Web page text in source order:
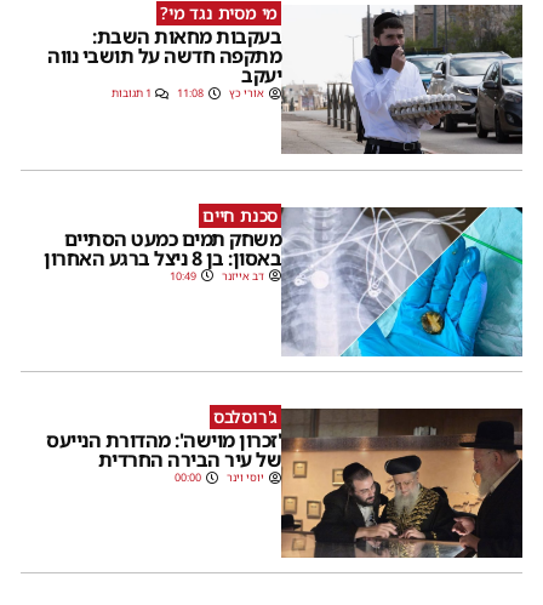
מי מסית נגד מי?
בעקבות מחאות השבת:
מתקפה חדשה על תושבי נווה
יעקב
אורי כץ 11:08 1 תגובות
סכנת חיים
משחק תמים כמעט הסתיים
באסון: בן 8 ניצל ברגע האחרון
דב אייזנר 10:49
ג'רוסלבס
'זכרון מוישה': מהדורת הנייעס
של עיר הבירה החרדית
יוסי וינר 00:00